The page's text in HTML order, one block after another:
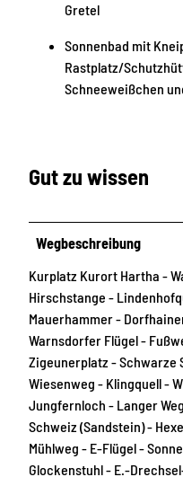
Gretel
Sonnenbad mit
Rastplatz/
Schneeweißchen
Gut zu wissen
Wegbeschreibung
Kurplatz Kurort Hartha -
Hirschstange -
Mauerhammer -
Warnsdorfer Flügel -
Zigeunerplatz - Schwarze
Wiesenweg - Klingquell -
Jungfernloch - Langer
Schweiz (Sandstein) -
Mühlweg - E-Flügel -
Glockenstuhl - E.-